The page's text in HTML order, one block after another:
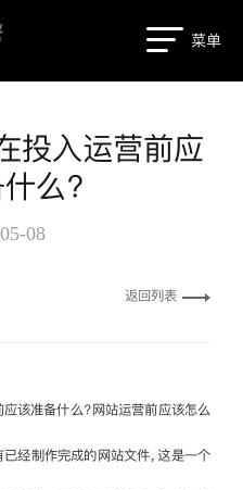
菜单
投入运营前应
么？
08
返回列表
该准备什么？网站运营前应该怎么
经制作完成的网站文件，这是一个